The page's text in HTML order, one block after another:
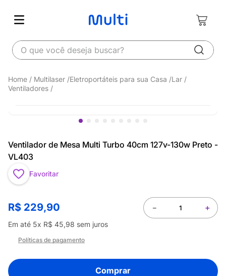
O que você deseja buscar?
Multilaser Eletroportáteis para sua Casa
Lar
Ventiladores
Ventilador de Mesa Multi Turbo 40cm 127v-130w Preto -
VL403
Favoritar
R$ 229,90
Em até 5x R$ 45,98 sem juros
＋
－
Políticas de pagamento
Comprar